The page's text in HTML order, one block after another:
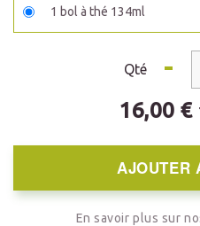
1 bol à thé 134ml
Qté -
16,00 €
AJOUTER
En savoir plus sur